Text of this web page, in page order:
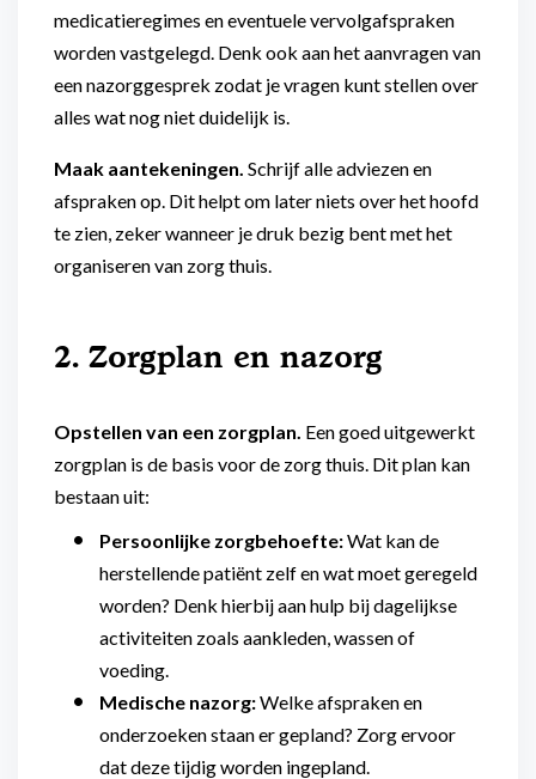
medicatieregimes en eventuele vervolgafspraken
worden vastgelegd. Denk ook aan het aanvragen van
een nazorggesprek zodat je vragen kunt stellen over
alles wat nog niet duidelijk is.
Maak aantekeningen. Schrijf alle adviezen en
afspraken op. Dit helpt om later niets over het hoofd
te zien, zeker wanneer je druk bezig bent met het
organiseren van zorg thuis.
2. Zorgplan en nazorg
Opstellen van een zorgplan. Een goed uitgewerkt
zorgplan is de basis voor de zorg thuis. Dit plan kan
bestaan uit:
Persoonlijke zorgbehoefte:Wat kan de
herstellende patiënt zelf en wat moet geregeld
worden? Denk hierbij aan hulp bij dagelijkse
activiteiten zoals aankleden, wassen of
voeding.
Medische nazorg:Welke afspraken en
onderzoeken staan er gepland? Zorg ervoor
dat deze tijdig worden ingepland.